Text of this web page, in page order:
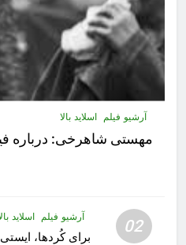
آرشیو فیلم اسلاید بالا
مهستى شاهرخى:‌ درباره
02 آرشیو فیلم اسلاید
برای کُردها،